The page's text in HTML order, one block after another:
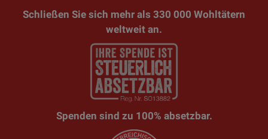
Schließen Sie sich mehr als 330 000 Wohltätern
weltweit an.
Spenden sind zu 100% absetzbar.